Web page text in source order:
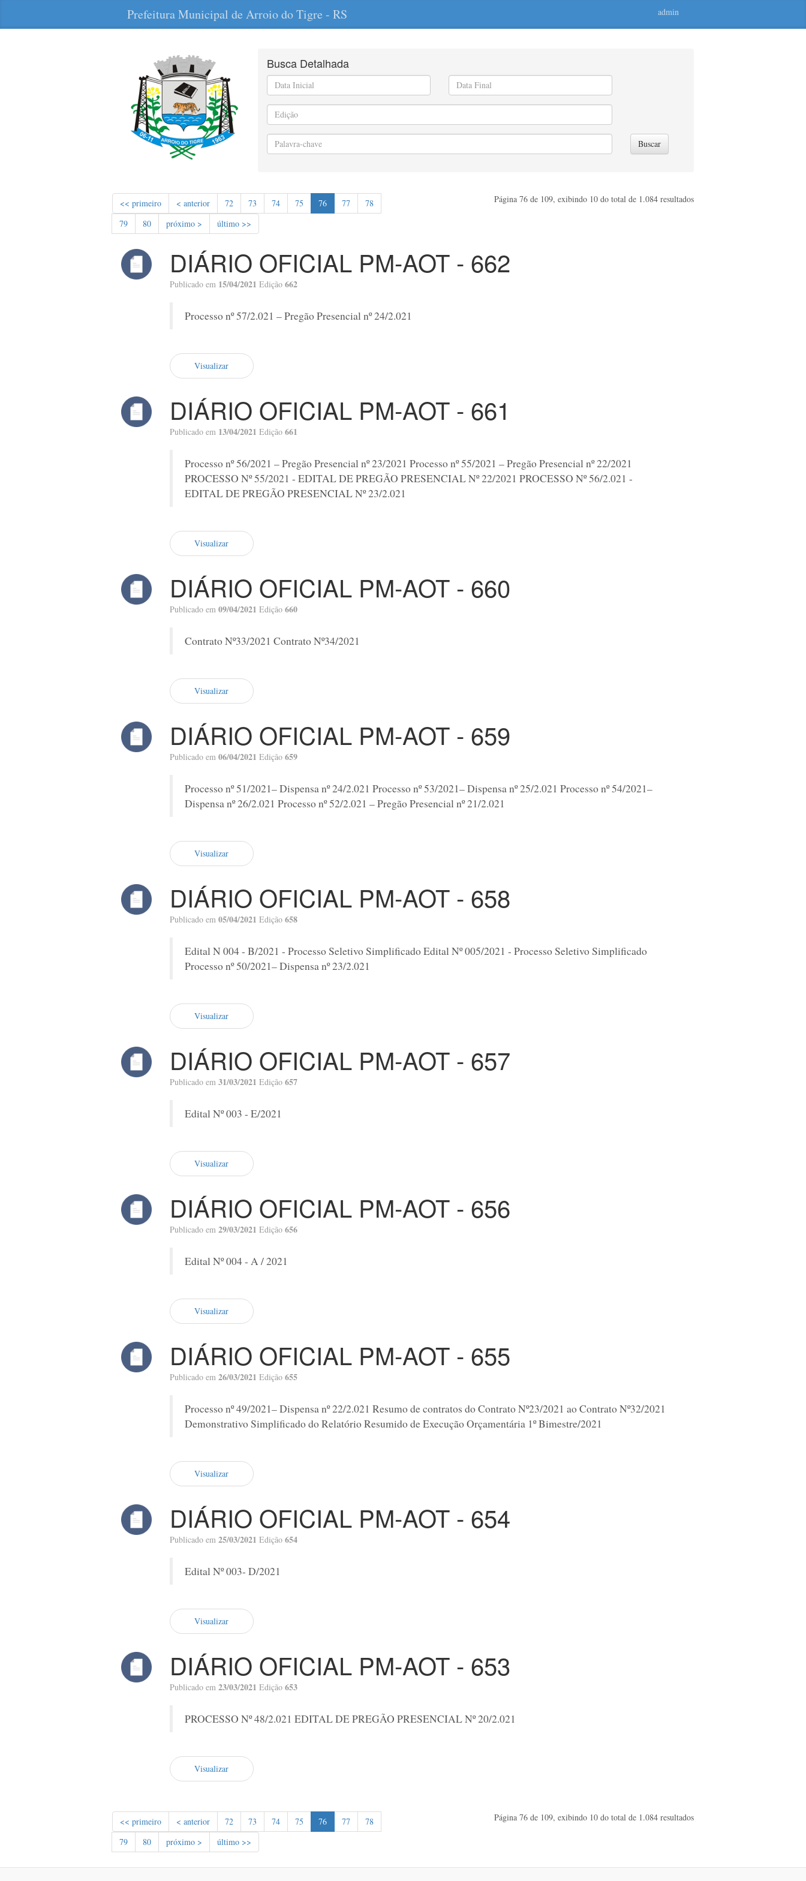
Prefeitura Municipal de Arroio do Tigre - RS admin
Busca Detalhada
Buscar
<< primeiro < anterior 72 73 74 75 76 77
78
79
80 próximo > último >>
Página 76 de 109, exibindo 10 do total de 1.084 resultados
DIÁRIO OFICIAL PM-AOT - 662
Publicado em 15/04/2021 Edição 662
Processo nº 57/2.021 – Pregão Presencial nº 24/2.021
Visualizar
DIÁRIO OFICIAL PM-AOT - 661
Publicado em 13/04/2021 Edição 661
Processo nº 56/2021 – Pregão Presencial nº 23/2021 Processo nº 55/2021 – Pregão Presencial nº 22/2021
PROCESSO Nº 55/2021 - EDITAL DE PREGÃO PRESENCIAL Nº 22/2021 PROCESSO Nº 56/2.021 -
EDITAL DE PREGÃO PRESENCIAL Nº 23/2.021
Visualizar
DIÁRIO OFICIAL PM-AOT - 660
Publicado em 09/04/2021 Edição 660
Contrato Nº33/2021 Contrato Nº34/2021
Visualizar
DIÁRIO OFICIAL PM-AOT - 659
Publicado em 06/04/2021 Edição 659
Processo nº 51/2021– Dispensa nº 24/2.021 Processo nº 53/2021– Dispensa nº 25/2.021 Processo nº 54/2021–
Dispensa nº 26/2.021 Processo nº 52/2.021 – Pregão Presencial nº 21/2.021
Visualizar
DIÁRIO OFICIAL PM-AOT - 658
Publicado em 05/04/2021 Edição 658
Edital N 004 - B/2021 - Processo Seletivo Simplificado Edital Nº 005/2021 - Processo Seletivo Simplificado
Processo nº 50/2021– Dispensa nº 23/2.021
Visualizar
DIÁRIO OFICIAL PM-AOT - 657
Publicado em 31/03/2021 Edição 657
Edital Nº 003 - E/2021
Visualizar
DIÁRIO OFICIAL PM-AOT - 656
Publicado em 29/03/2021 Edição 656
Edital Nº 004 - A / 2021
Visualizar
DIÁRIO OFICIAL PM-AOT - 655
Publicado em 26/03/2021 Edição 655
Processo nº 49/2021– Dispensa nº 22/2.021 Resumo de contratos do Contrato Nº23/2021 ao Contrato Nº32/2021
Demonstrativo Simplificado do Relatório Resumido de Execução Orçamentária 1º Bimestre/2021
Visualizar
DIÁRIO OFICIAL PM-AOT - 654
Publicado em 25/03/2021 Edição 654
Edital Nº 003- D/2021
Visualizar
DIÁRIO OFICIAL PM-AOT - 653
Publicado em 23/03/2021 Edição 653
PROCESSO Nº 48/2.021 EDITAL DE PREGÃO PRESENCIAL Nº 20/2.021
Visualizar
<< primeiro < anterior 72 73 74 75 76 77
78
79
80 próximo > último >>
Página 76 de 109, exibindo 10 do total de 1.084 resultados